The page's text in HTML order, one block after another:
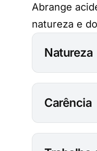
Abrange
natureza e
Natureza
Carência